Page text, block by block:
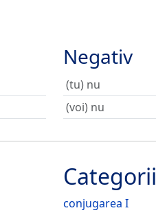
Negativ
(tu) nu
(voi) nu
Categorii
conjugarea I